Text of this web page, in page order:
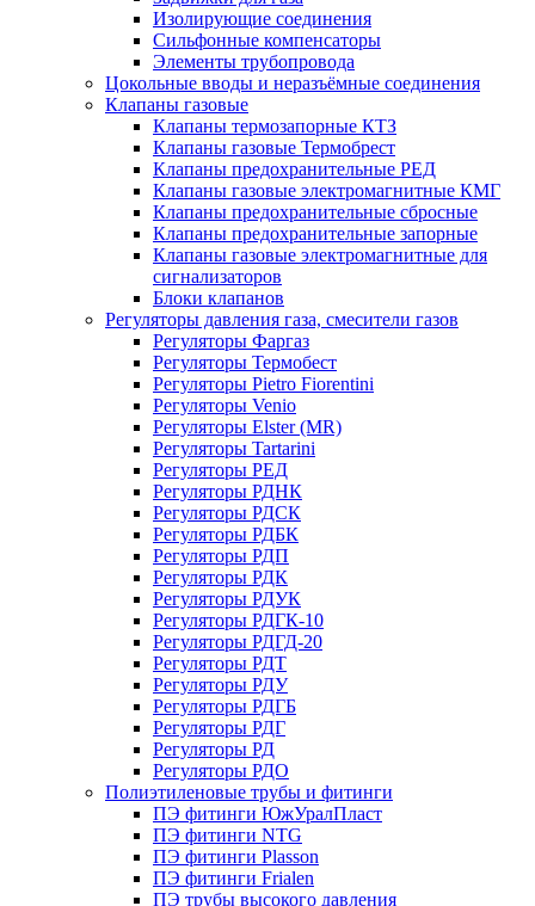
Изолирующие соединения
Сильфонные компенсаторы
Элементы трубопровода
Цокольные вводы и неразъёмные соединения
Клапаны газовые
Клапаны термозапорные КТЗ
Клапаны газовые Термобрест
Клапаны предохранительные РЕД
Клапаны газовые электромагнитные КМГ
Клапаны предохранительные сбросные
Клапаны предохранительные запорные
Клапаны газовые электромагнитные для
сигнализаторов
Блоки клапанов
Регуляторы давления газа, смесители газов
Регуляторы Фаргаз
Регуляторы Термобест
Регуляторы Pietro Fiorentini
Регуляторы Venio
Регуляторы Elster (MR)
Регуляторы Tartarini
Регуляторы РЕД
Регуляторы РДНК
Регуляторы РДСК
Регуляторы РДБК
Регуляторы РДП
Регуляторы РДК
Регуляторы РДУК
Регуляторы РДГК-10
Регуляторы РДГД-20
Регуляторы РДТ
Регуляторы РДУ
Регуляторы РДГБ
Регуляторы РДГ
Регуляторы РД
Регуляторы РДО
Полиэтиленовые трубы и фитинги
ПЭ фитинги ЮжУралПласт
ПЭ фитинги NTG
ПЭ фитинги Plasson
ПЭ фитинги Frialen
ПЭ трубы высокого давления